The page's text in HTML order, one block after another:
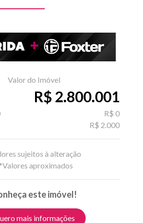
Valor do Imóvel
R$ 2.800.001
R$ 0
R$ 2.000
sujeitos à alteração
aproximados
este imóvel!
mais informações